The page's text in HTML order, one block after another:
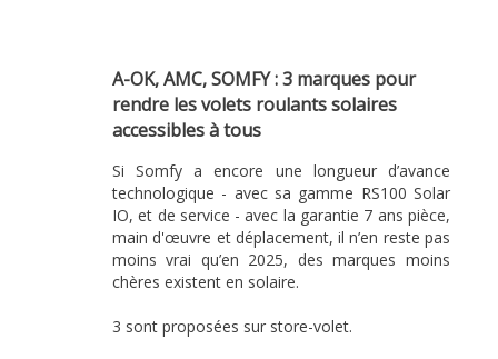
A-OK, AMC, SOMFY : 3 marques pour
rendre les volets roulants solaires
accessibles à tous
Si Somfy a encore une longueur d’avance
technologique - avec sa gamme RS100 Solar
IO, et de service - avec la garantie 7 ans pièce,
main d'œuvre et déplacement, il n’en reste pas
moins vrai qu’en 2025, des marques moins
chères existent en solaire.
3 sont proposées sur store-volet.